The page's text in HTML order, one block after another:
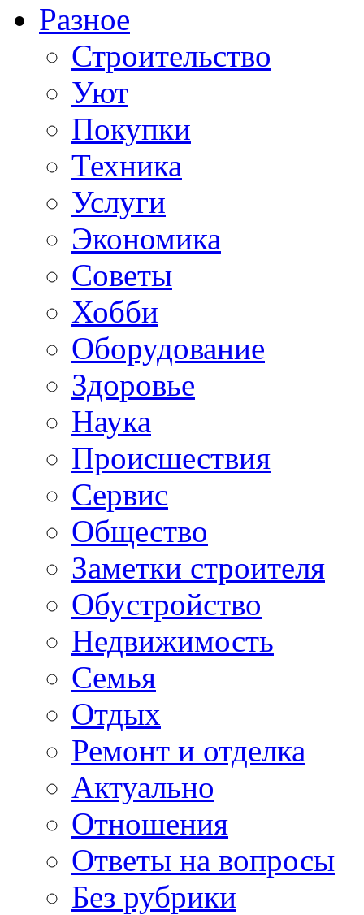
Разное
Строительство
Уют
Покупки
Техника
Услуги
Экономика
Советы
Хобби
Oборудование
Здоровье
Наука
Происшествия
Сервис
Общество
Заметки строителя
Обустройство
Недвижимость
Семья
Отдых
Ремонт и отделка
Актуально
Отношения
Ответы на вопросы
Без рубрики